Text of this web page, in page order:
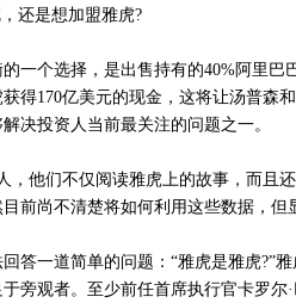
还是想加盟雅虎?
一个选择，是出售持有的40%阿里巴
得170亿美元的现金，这将让汤普森
决投资人当前最关注的问题之一。
，他们不仅阅读雅虎上的故事，而且
前尚不清楚将如何利用这些数据，
答一道简单的问题：“雅虎是雅虎?”
旁观者。至少前任首席执行官卡罗尔